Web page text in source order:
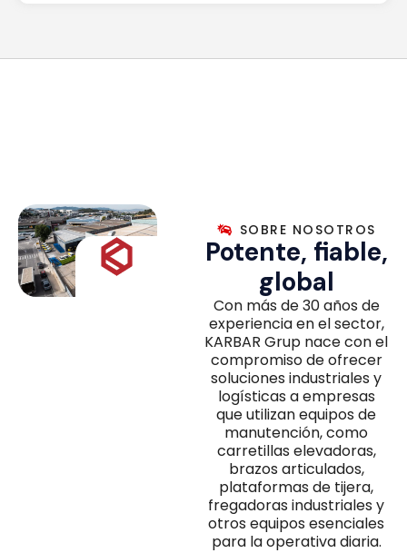
SOBRE NOSOTROS
Potente, fiable,
global
Con más de 30 años de
experiencia en el sector,
KARBAR Grup nace con el
compromiso de ofrecer
soluciones industriales y
logísticas a empresas
que utilizan equipos de
manutención, como
carretillas elevadoras,
brazos articulados,
plataformas de tijera,
fregadoras industriales y
otros equipos esenciales
para la operativa diaria.